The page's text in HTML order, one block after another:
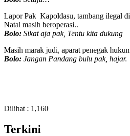
Lapor Pak Kapoldasu, tambang ilegal
Natal masih beroperasi..
Bolo: Sikat aja pak, Tentu kita dukung
Masih marak judi, aparat penegak
Bolo: Jangan Pandang bulu pak, hajar.
Dilihat : 1,160
Terkini